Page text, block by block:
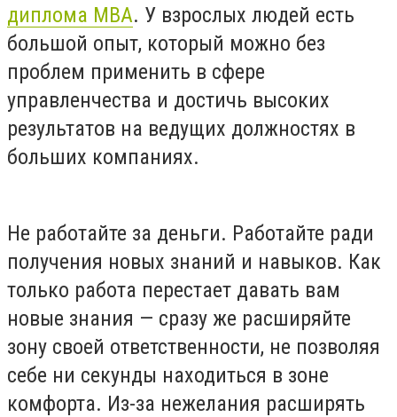
диплома MBA. У взрослых людей есть
большой опыт, который можно без
проблем применить в сфере
управленчества и достичь высоких
результатов на ведущих должностях в
больших компаниях.
Не работайте за деньги. Работайте ради
получения новых знаний и навыков. Как
только работа перестает давать вам
новые знания — сразу же расширяйте
зону своей ответственности, не позволяя
себе ни секунды находиться в зоне
комфорта. Из-за нежелания расширять